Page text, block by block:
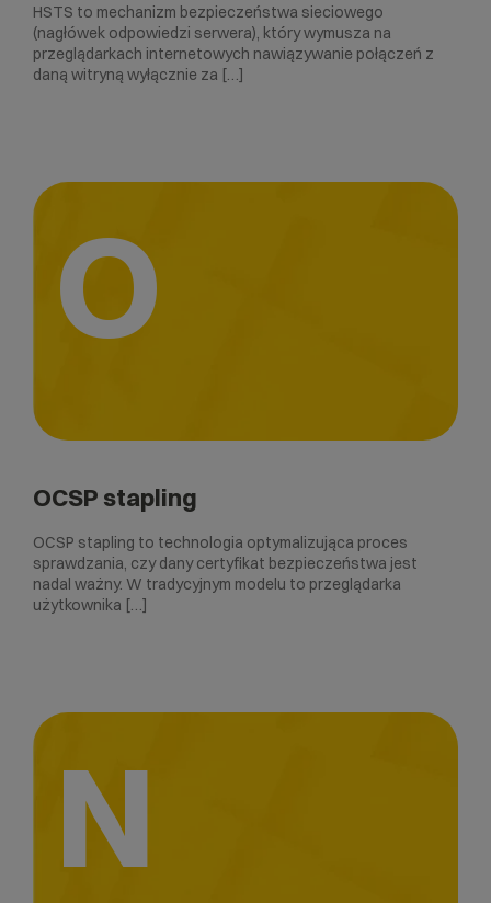
HSTS to mechanizm bezpieczeństwa sieciowego
(nagłówek odpowiedzi serwera), który wymusza na
przeglądarkach internetowych nawiązywanie połączeń z
daną witryną wyłącznie za […]
O
OCSP stapling
OCSP stapling to technologia optymalizująca proces
sprawdzania, czy dany certyfikat bezpieczeństwa jest
nadal ważny. W tradycyjnym modelu to przeglądarka
użytkownika […]
N